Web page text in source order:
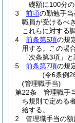
礎額に100分
3
前項の勤勉手
職員が受けるべ
これらに対する
4
前条第5項の規
用する。
この場
「次条第3項」
5
前条第7項の規
(令6条例
(管理職手当)
第22条
管理職手
ち規則で定める
給する。
2
管理職手当の